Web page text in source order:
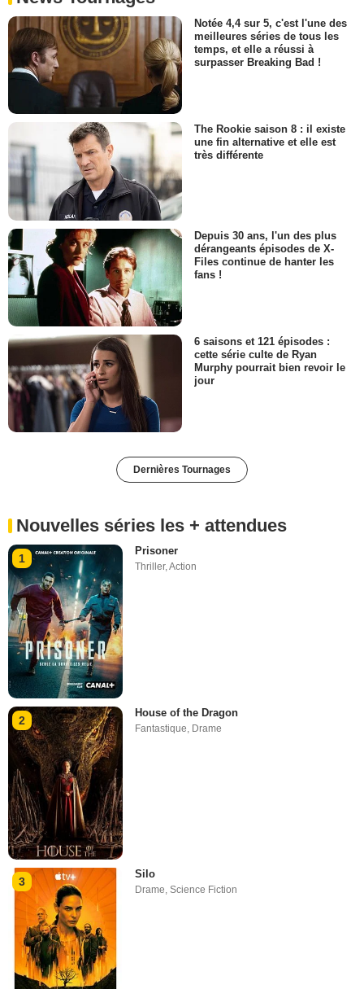
Notée 4,4 sur 5, c'est l'une des
meilleures séries de tous les
temps, et elle a réussi à
surpasser Breaking Bad !
The Rookie saison 8 : il existe
une fin alternative et elle est
très différente
Depuis 30 ans, l'un des plus
dérangeants épisodes de X-
Files continue de hanter les
fans !
6 saisons et 121 épisodes :
cette série culte de Ryan
Murphy pourrait bien revoir le
jour
Dernières Tournages
Nouvelles séries les + attendues
1
Prisoner
Thriller,Action
2
House of the Dragon
Fantastique Drame
3
Silo
Drame,Science Fiction